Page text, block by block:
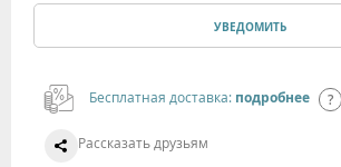
УВЕДОМИТЬ
Бесплатная доставка: подробнее
Рассказать друзьям